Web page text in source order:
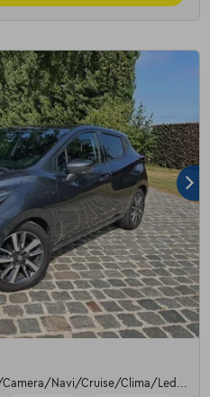
Camera/Navi/Cruise/Clima/Led...